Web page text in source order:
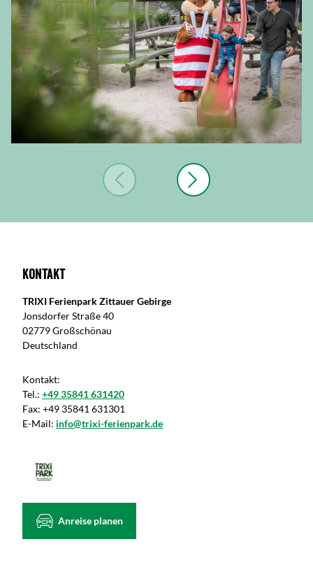
Kontakt
TRIXI Ferienpark Zittauer Gebirge
Jonsdorfer Straße 40
02779 Großschönau
Deutschland
Kontakt:
Tel.: +49 35841 631420
Fax: +49 35841 631301
E-Mail: info@trixi-ferienpark.de
Anreise planen